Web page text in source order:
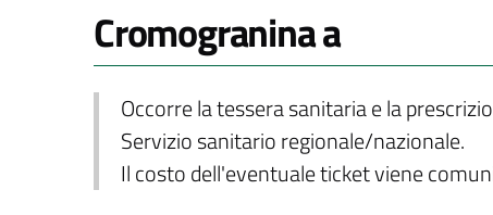
Cromogranina a
Occorre la tessera sanitaria e la
Servizio sanitario regionale/nazionale.
Il costo dell'eventuale ticket viene